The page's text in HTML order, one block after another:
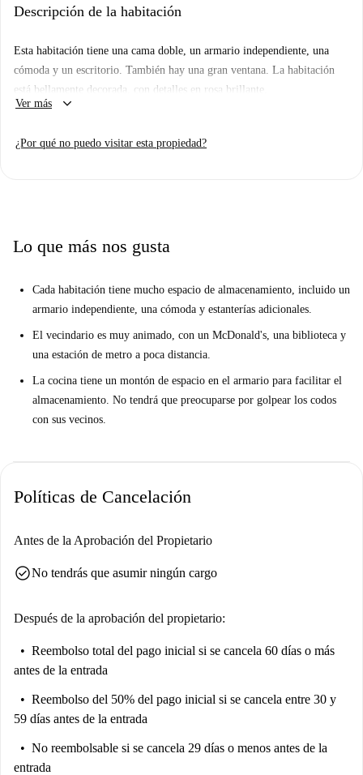
una lavadora privada. También hay otra cómoda en el vestíbulo. ¡Mucho
Ubicado a las afueras del corazón de Lisboa, este vecindario está muy
bien escondido del bullicio de la ciudad. Estás a solo unos pasos de
varios servicios y actividades, que incluyen restaurantes, bares, parques y
distancia. Si eres un gran lector, hay una biblioteca a solo 4 minutos a
Descripción de la habitación
Esta habitación tiene una cama doble, un armario independiente, una
cómoda y un escritorio. También hay una gran ventana. La habitación
está bellamente decorada, con detalles en rosa brillante.
Ver más
keyboard_arrow_down
¿Por qué no puedo visitar esta propiedad?
Lo que más nos gusta
Cada habitación tiene mucho espacio de almacenamiento, incluido un
armario independiente, una cómoda y estanterías adicionales.
El vecindario es muy animado, con un McDonald's, una biblioteca y
una estación de metro a poca distancia.
La cocina tiene un montón de espacio en el armario para facilitar el
almacenamiento. No tendrá que preocuparse por golpear los codos
con sus vecinos.
Políticas de Cancelación
Antes de la Aprobación del Propietario
check_circleNo tendrás que asumir ningún cargo
Después de la aprobación del propietario:
Reembolso total del pago inicial si se cancela 60 días o más
antes de la entrada
Reembolso del 50% del pago inicial si se cancela entre 30 y
59 días antes de la entrada
No reembolsable si se cancela 29 días o menos antes de la
entrada